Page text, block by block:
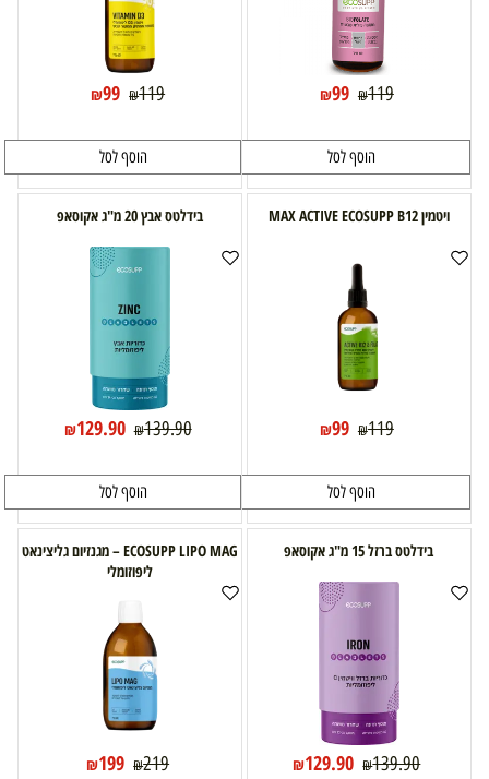
₪119
₪99
הוסף לסל
₪119
₪99
הוסף לסל
ויטמין MAX ACTIVE ECOSUPP B12
₪119
₪99
הוסף לסל
בידלטס אבץ 20 מ"ג אקוסאפ
₪139.90
₪129.90
הוסף לסל
בידלטס ברזל 15 מ"ג אקוסאפ
₪139.90
₪129.90
ECOSUPP LIPO MAG – מגנזיום גליצינאט
ליפוזומלי
₪219
₪199